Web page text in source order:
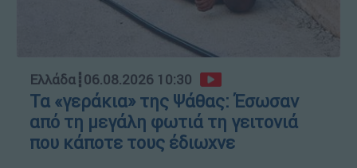
Ελλάδα┋06.08.2026 10:30
Τα «γεράκια» της Ψάθας: Έσωσαν
από τη μεγάλη φωτιά τη γειτονιά
που κάποτε τους έδιωχνε